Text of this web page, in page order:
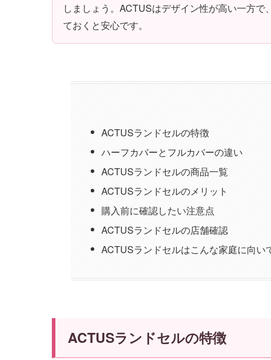
しましょう。ACTUSはデザイン性が高い一方
ておくと安心です。
ACTUSランドセルの特徴
ハーフカバーとフルカバーの違い
ACTUSランドセルの商品一覧
ACTUSランドセルのメリット
購入前に確認したい注意点
ACTUSランドセルの店舗確認
ACTUSランドセルはこんな家庭に向い
ACTUSランドセルの特徴